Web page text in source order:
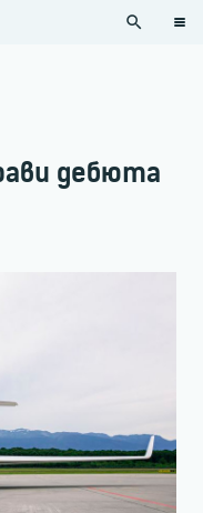
search
дебюта